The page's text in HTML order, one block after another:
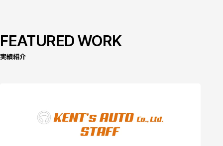
FEATURED WORK
実績紹介